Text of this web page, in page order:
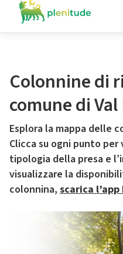
Colonnine di
comune di
Esplora la mappa delle
Clicca su ogni punto
tipologia della presa e
visualizzare la
colonnina, scarica